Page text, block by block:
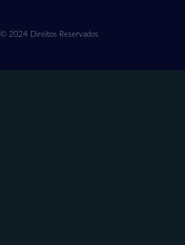
© 2024 Direitos Reservados